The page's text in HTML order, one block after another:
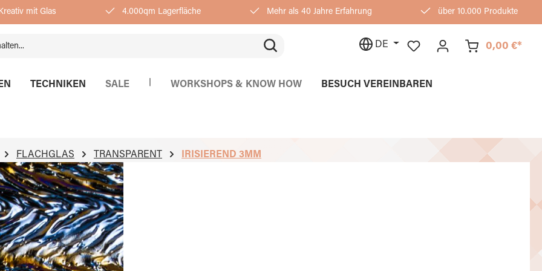
Kreativ mit Glas 4.000qm Lagerfläche Mehr als 40 Jahre Erfahrung über 10.000 Produkte
DE 0,00 €*
TECHNIKEN SALE WORKSHOPS & KNOW HOW BESUCH VEREINBAREN
FLACHGLAS TRANSPARENT IRISIEREND 3MM